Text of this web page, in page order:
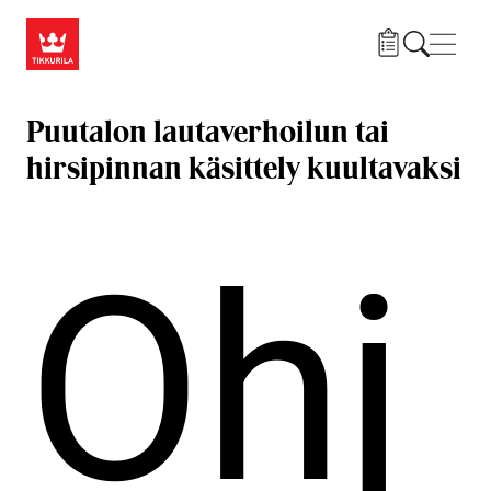
Puutalon lautaverhoilun tai
hirsipinnan käsittely kuultavaksi
Ohj